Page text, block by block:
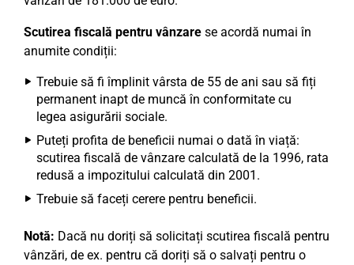
Scutirea fiscală pentru vânzare se acordă numai în
anumite condiții:
Trebuie să fi împlinit vârsta de 55 de ani sau să fiți
permanent inapt de muncă în conformitate cu
legea asigurării sociale.
Puteți profita de beneficii numai o dată în viață:
scutirea fiscală de vânzare calculată de la 1996, rata
redusă a impozitului calculată din 2001.
Trebuie să faceți cerere pentru beneficii.
Notă: Dacă nu doriți să solicitați scutirea fiscală pentru
vânzări, de ex. pentru că doriți să o salvați pentru o